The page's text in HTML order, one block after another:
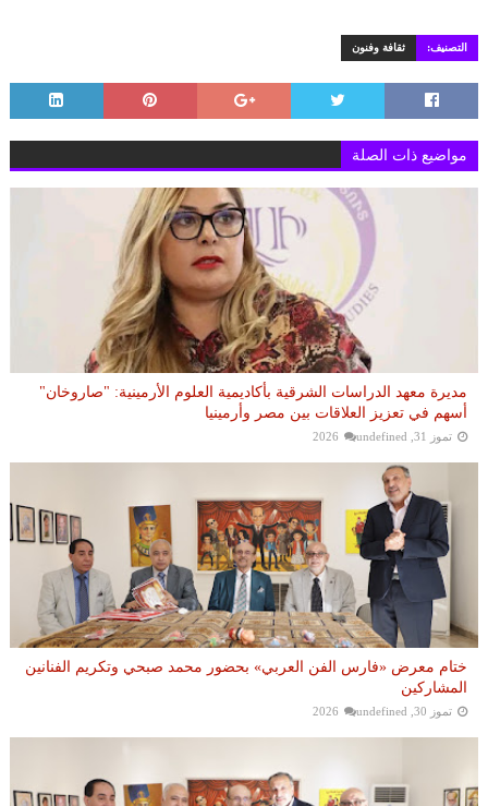
التصنيف: ثقافة وفنون
مواضيع ذات الصلة
مديرة معهد الدراسات الشرقية بأكاديمية العلوم الأرمينية: "صاروخان"
أسهم في تعزيز العلاقات بين مصر وأرمينيا
تموز 31, 2026 undefined
ختام معرض «فارس الفن العربي» بحضور محمد صبحي وتكريم الفنانين
المشاركين
تموز 30, 2026 undefined